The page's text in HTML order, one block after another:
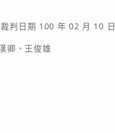
裁判日期 100 年 02 月 10 日
卿 、 王俊雄